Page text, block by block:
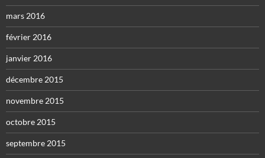
mars 2016
février 2016
janvier 2016
décembre 2015
novembre 2015
octobre 2015
septembre 2015